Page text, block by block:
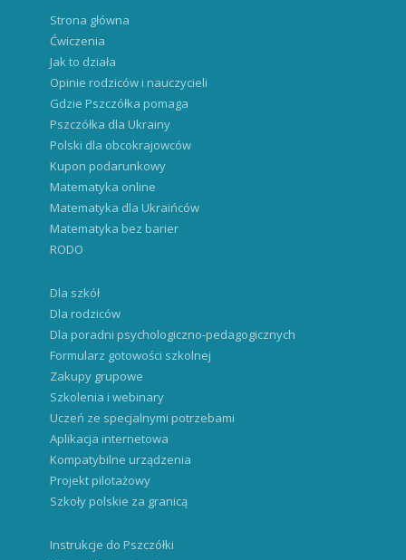
Jak to działa
Opinie rodziców i nauczycieli
Gdzie Pszczółka pomaga
Pszczółka dla Ukrainy
Polski dla obcokrajowców
Kupon podarunkowy
Matematyka online
Matematyka dla Ukraińców
Matematyka bez barier
RODO
Dla szkół
Dla poradni psychologiczno-pedagogicznych
Formularz gotowości szkolnej
Zakupy grupowe
Szkolenia i webinary
Uczeń ze specjalnymi potrzebami
Aplikacja internetowa
Kompatybilne urządzenia
Projekt pilotażowy
Szkoły polskie za granicą
Instrukcje do Pszczółki
Kontakt